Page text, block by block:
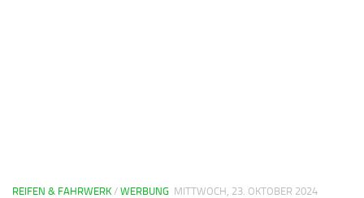
REIFEN & FAHRWERK / WERBUNG MITTWOCH, 23. OKTOBER 2024